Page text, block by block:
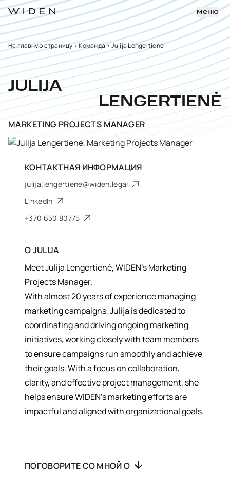
меню
На главную страницу>Команда>Julija Lengertienė
JULIJA
LENGERTIENĖ
MARKETING PROJECTS MANAGER
КОНТАКТНАЯ ИНФОРМАЦИЯ
julija.lengertiene@widen.legal
LinkedIn
+370 650 80775
ОJULIJA
Meet Julija Lengertienė, WIDEN’s Marketing
Projects Manager.
With almost 20 years of experience managing
marketing campaigns, Julija is dedicated to
coordinating and driving ongoing marketing
initiatives, working closely with team members
to ensure campaigns run smoothly and achieve
their goals. With a focus on collaboration,
clarity, and effective project management, she
helps ensure WIDEN’s marketing efforts are
impactful and aligned with organizational goals.
ПОГОВОРИТЕ СО МНОЙ О